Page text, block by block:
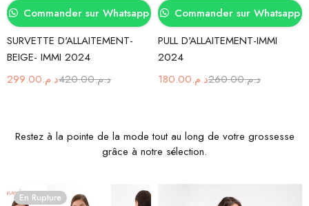
Commander sur Whatsapp
SURVETTE D'ALLAITEMENT-
BEIGE- IMMI 2024
د.م.420.00د.م.299.00
Commander sur Whatsapp
PULL D'ALLAITEMENT-IMMI
2024
د.م.260.00د.م.180.00
Restez à la pointe de la mode tout au long de votre grossesse
grâce à notre sélection.
En Rupture